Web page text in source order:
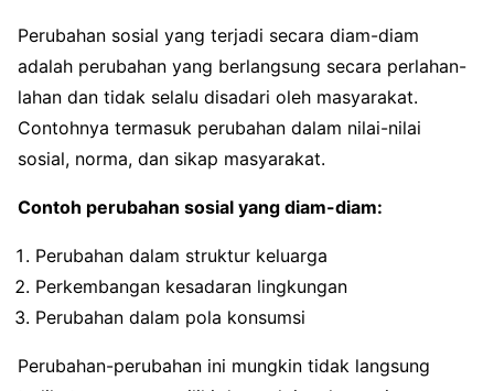
Perubahan sosial yang terjadi secara diam-diam
adalah perubahan yang berlangsung secara perlahan-
lahan dan tidak selalu disadari oleh masyarakat.
Contohnya termasuk perubahan dalam nilai-nilai
sosial, norma, dan sikap masyarakat.
Contoh perubahan sosial yang diam-diam:
Perubahan dalam struktur keluarga
Perkembangan kesadaran lingkungan
Perubahan dalam pola konsumsi
Perubahan-perubahan ini mungkin tidak langsung